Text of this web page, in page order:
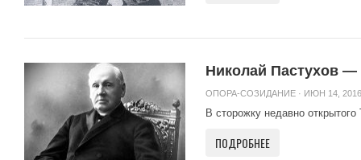
Николай Пастухов
ОПОРА-СОЗИДАНИЕ · ИЮН 14,
В сторожку недавно
ПОДРОБНЕЕ